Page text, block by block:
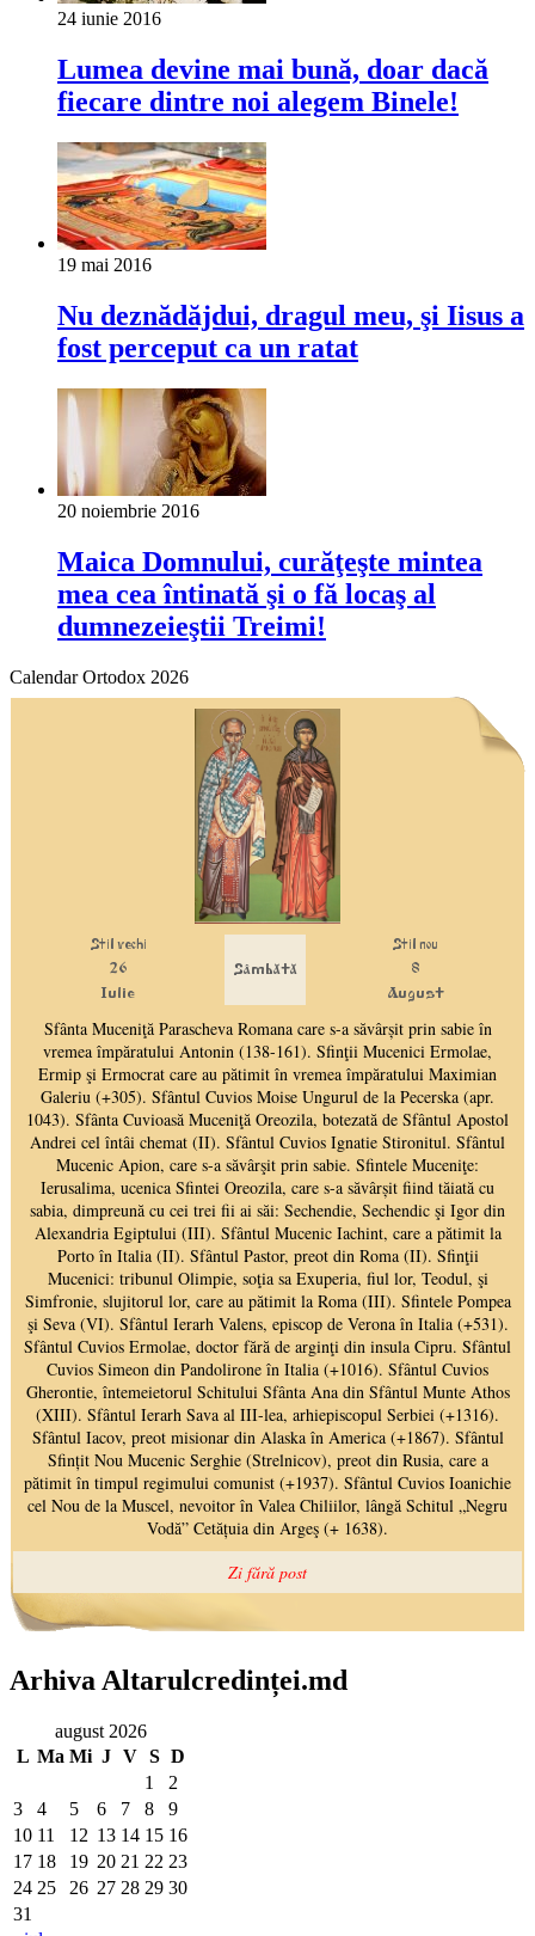
24 iunie 2016
Lumea devine mai bună, doar dacă
fiecare dintre noi alegem Binele!
19 mai 2016
Nu deznădăjdui, dragul meu, şi Iisus a
fost perceput ca un ratat
20 noiembrie 2016
Maica Domnului, curăţeşte mintea
mea cea întinată şi o fă locaş al
dumnezeieştii Treimi!
Calendar Ortodox 2026
Arhiva Altarulcredinței.md
august 2026
L Ma Mi J V S D
1
2
3
4 5 6 7 8
9
10 11 12 13 14 15 16
17 18 19 20 21 22 23
24 25 26 27 28 29 30
31